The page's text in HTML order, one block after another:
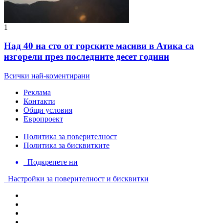
1
Над 40 на сто от горските масиви в Атика са
изгорели през последните десет години
Всички най-коментирани
Реклама
Контакти
Общи условия
Европроект
Политика за поверителност
Политика за бисквитките
Подкрепете ни
Настройки за поверителност и бисквитки